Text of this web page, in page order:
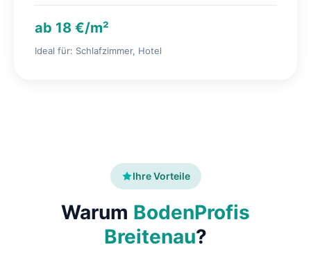
ab 18 €/m²
Ideal für: Schlafzimmer, Hotel
Ihre Vorteile
Warum BodenProfis
Breitenau?